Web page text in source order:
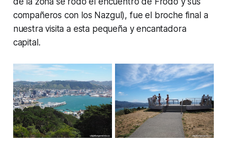
compañeros con los Nazgul), fue el broche final a
nuestra visita a esta pequeña y encantadora
capital.